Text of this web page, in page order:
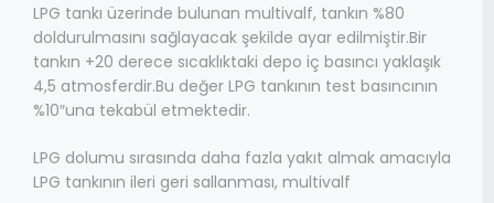
LPG tankı üzerinde bulunan multivalf, tankın %80
doldurulmasını sağlayacak şekilde ayar edilmiştir.Bir
tankın +20 derece sıcaklıktaki depo iç basıncı yaklaşık
4,5 atmosferdir.Bu değer LPG tankının test basıncının
%10″una tekabül etmektedir.
LPG dolumu sırasında daha fazla yakıt almak amacıyla
LPG tankının ileri geri sallanması, multivalf